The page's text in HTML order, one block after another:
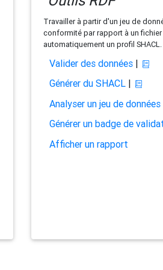
Travailler à partir d'un jeu de
conformité par rapport à un fichier
automatiquement un profil SHACL.
Valider des données|
Générer du SHACL|
Analyser un jeu de données
Générer un badge de
Afficher un rapport